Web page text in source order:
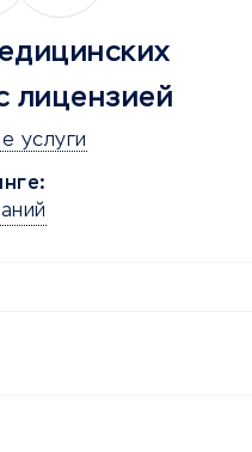
лицензией
услуги